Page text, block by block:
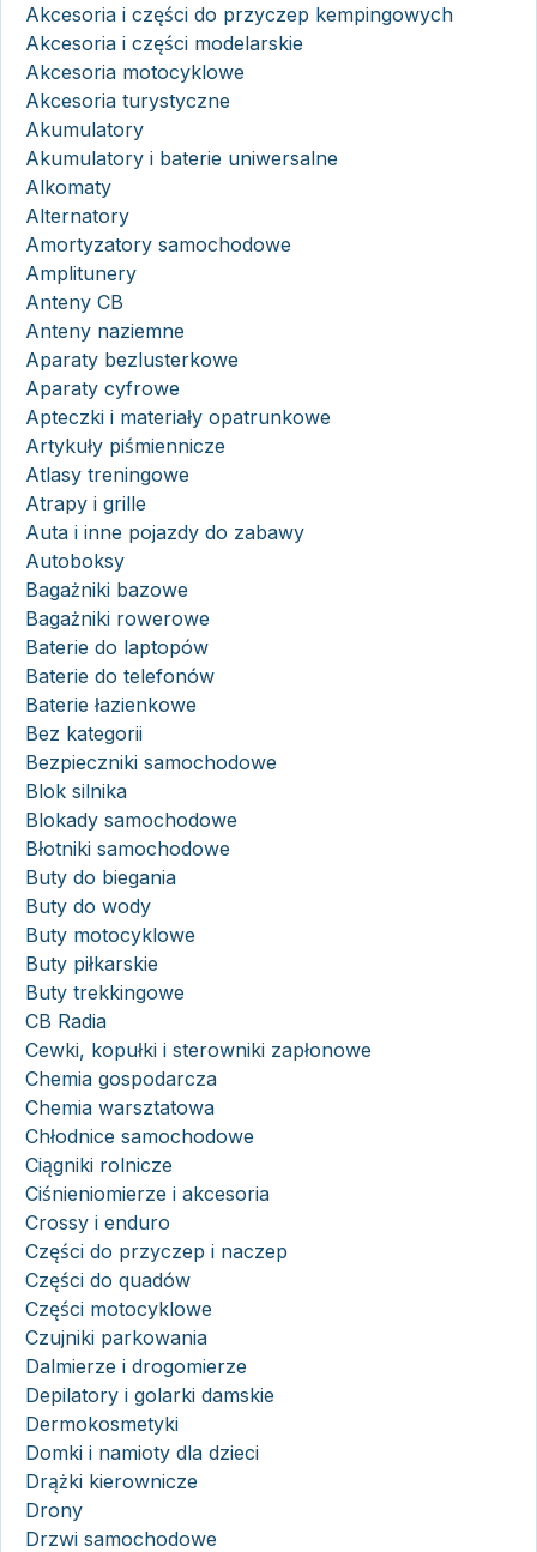
Akcesoria i części do przyczep kempingowych
Akcesoria i części modelarskie
Akcesoria motocyklowe
Akcesoria turystyczne
Akumulatory
Akumulatory i baterie uniwersalne
Alkomaty
Alternatory
Amortyzatory samochodowe
Amplitunery
Anteny CB
Anteny naziemne
Aparaty bezlusterkowe
Aparaty cyfrowe
Apteczki i materiały opatrunkowe
Artykuły piśmiennicze
Atlasy treningowe
Atrapy i grille
Auta i inne pojazdy do zabawy
Autoboksy
Bagażniki bazowe
Bagażniki rowerowe
Baterie do laptopów
Baterie do telefonów
Baterie łazienkowe
Bez kategorii
Bezpieczniki samochodowe
Blok silnika
Blokady samochodowe
Błotniki samochodowe
Buty do biegania
Buty do wody
Buty motocyklowe
Buty piłkarskie
Buty trekkingowe
CB Radia
Cewki, kopułki i sterowniki zapłonowe
Chemia gospodarcza
Chemia warsztatowa
Chłodnice samochodowe
Ciągniki rolnicze
Ciśnieniomierze i akcesoria
Crossy i enduro
Części do przyczep i naczep
Części do quadów
Części motocyklowe
Czujniki parkowania
Dalmierze i drogomierze
Depilatory i golarki damskie
Dermokosmetyki
Domki i namioty dla dzieci
Drążki kierownicze
Drony
Drzwi samochodowe